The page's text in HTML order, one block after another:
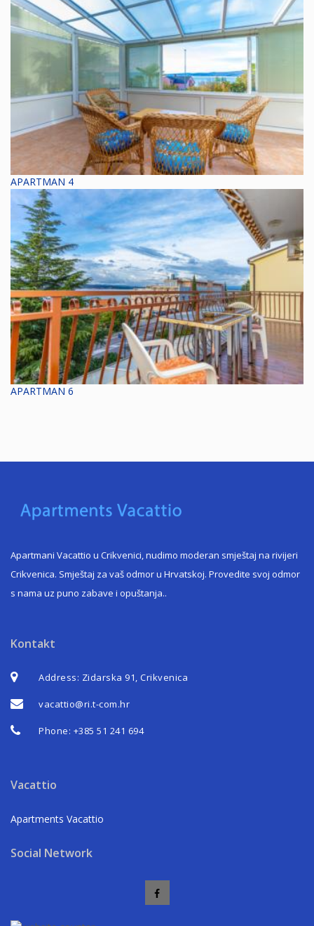
APARTMAN 4
APARTMAN 6
Apartmani Vacattio u Crikvenici, nudimo moderan smještaj na rivijeri
Crikvenica. Smještaj za vaš odmor u Hrvatskoj. Provedite svoj odmor
s nama uz puno zabave i opuštanja..
Kontakt
Address: Zidarska 91, Crikvenica
vacattio@ri.t-com.hr
Phone: +385 51 241 694
Vacattio
Apartments Vacattio
Social Network